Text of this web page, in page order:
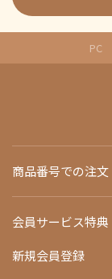
PC
商品番号での注文
会員サービス特典
新規会員登録